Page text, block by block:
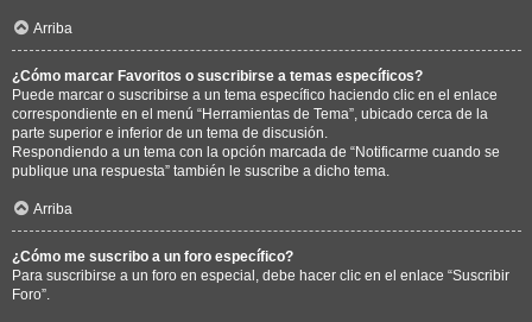
Arriba
¿Cómo marcar Favoritos o suscribirse a temas específicos?
Puede marcar o suscribirse a un tema específico haciendo clic en el enlace
correspondiente en el menú “Herramientas de Tema”, ubicado cerca de la
parte superior e inferior de un tema de discusión.
Respondiendo a un tema con la opción marcada de “Notificarme cuando se
publique una respuesta” también le suscribe a dicho tema.
Arriba
¿Cómo me suscribo a un foro específico?
Para suscribirse a un foro en especial, debe hacer clic en el enlace “Suscribir
Foro”.